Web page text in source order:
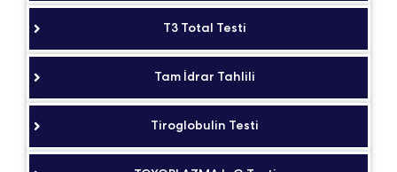
T3 Total Testi
Tam İdrar Tahlili
Tiroglobulin Testi